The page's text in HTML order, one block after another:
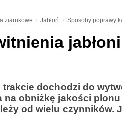
ziarnkowe Jabłoń Sposoby poprawy
dochodzi do
obniżkę jakości
od wielu czynników.